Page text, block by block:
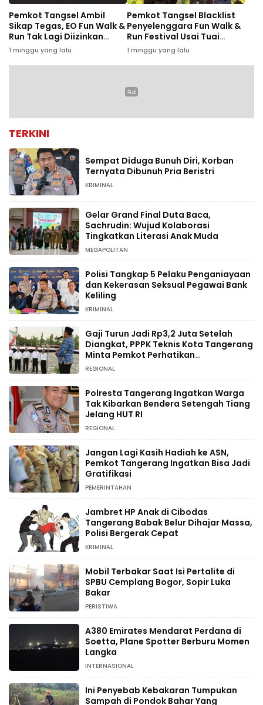
Pemkot Tangsel Ambil
Sikap Tegas, EO Fun Walk &
Run Tak Lagi Diizinkan
Gelar Event
1 minggu yang lalu
Pemkot Tangsel Blacklist
Penyelenggara Fun Walk &
Run Festival Usai Tuai
Keluhan Peserta
1 minggu yang lalu
TERKINI
Sempat Diduga Bunuh Diri, Korban
Ternyata Dibunuh Pria Beristri
KRIMINAL
Gelar Grand Final Duta Baca,
Sachrudin: Wujud Kolaborasi
Tingkatkan Literasi Anak Muda
MEGAPOLITAN
Polisi Tangkap 5 Pelaku Penganiayaan
dan Kekerasan Seksual Pegawai Bank
Keliling
KRIMINAL
Gaji Turun Jadi Rp3,2 Juta Setelah
Diangkat, PPPK Teknis Kota Tangerang
Minta Pemkot Perhatikan
Kesejahteraan
REGIONAL
Polresta Tangerang Ingatkan Warga
Tak Kibarkan Bendera Setengah Tiang
Jelang HUT RI
REGIONAL
Jangan Lagi Kasih Hadiah ke ASN,
Pemkot Tangerang Ingatkan Bisa Jadi
Gratifikasi
PEMERINTAHAN
Jambret HP Anak di Cibodas
Tangerang Babak Belur Dihajar Massa,
Polisi Bergerak Cepat
KRIMINAL
Mobil Terbakar Saat Isi Pertalite di
SPBU Cemplang Bogor, Sopir Luka
Bakar
PERISTIWA
A380 Emirates Mendarat Perdana di
Soetta, Plane Spotter Berburu Momen
Langka
INTERNASIONAL
Ini Penyebab Kebakaran Tumpukan
Sampah di Pondok Bahar Yang